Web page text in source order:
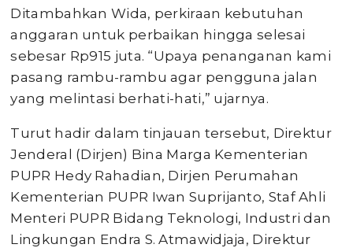
Ditambahkan Wida, perkiraan kebutuhan
anggaran untuk perbaikan hingga selesai
sebesar Rp915 juta. “Upaya penanganan kami
pasang rambu-rambu agar pengguna jalan
yang melintasi berhati-hati,” ujarnya.
Turut hadir dalam tinjauan tersebut, Direktur
Jenderal (Dirjen) Bina Marga Kementerian
PUPR Hedy Rahadian, Dirjen Perumahan
Kementerian PUPR Iwan Suprijanto, Staf Ahli
Menteri PUPR Bidang Teknologi, Industri dan
Lingkungan Endra S. Atmawidjaja, Direktur